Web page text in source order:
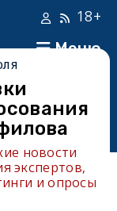
Меню
18+
новости
экспертов,
и опросы